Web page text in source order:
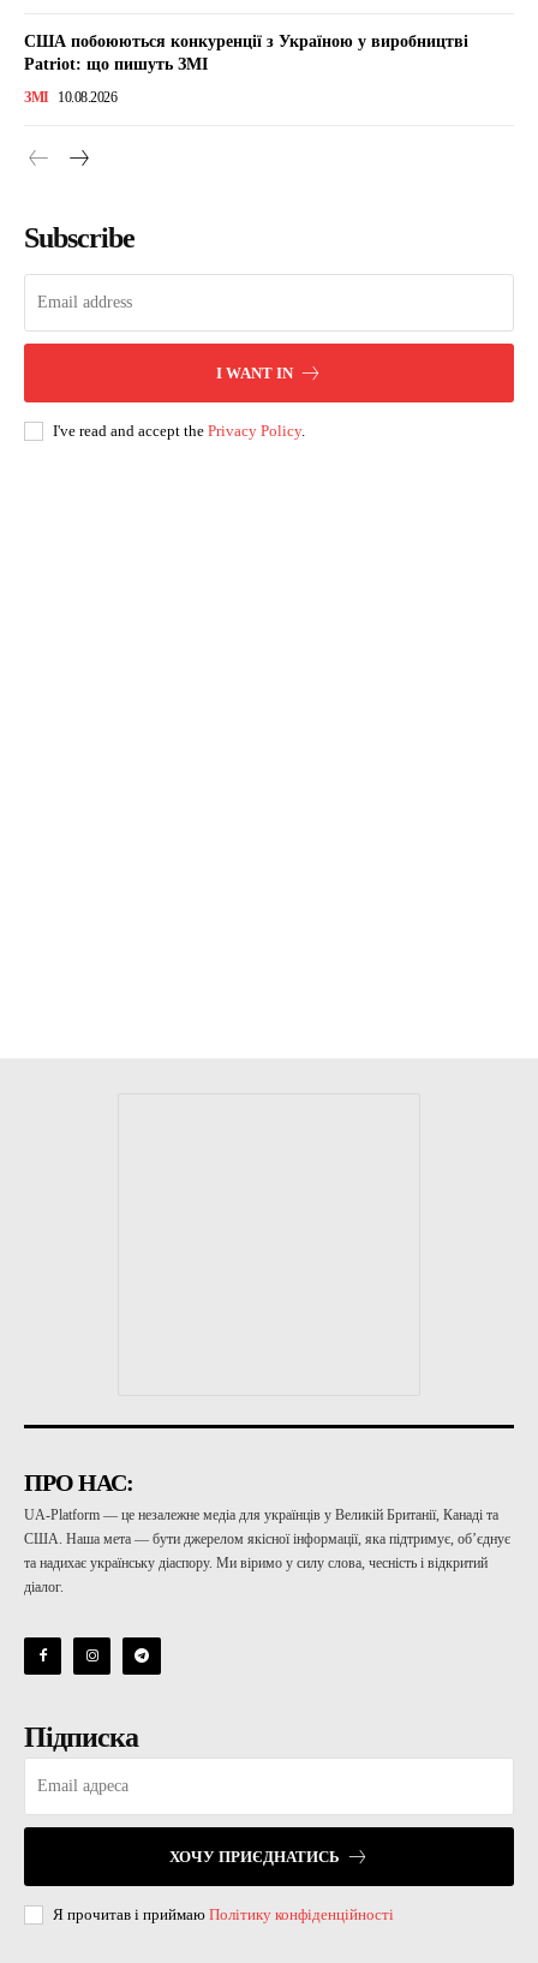
США побоюються конкуренції з Україною у виробництві
Patriot: що пишуть ЗМІ
ЗМІ 10.08.2026
Subscribe
I WANT IN
I've read and accept the Privacy Policy.
ПРО НАС:
UA-Platform — це незалежне медіа для українців у Великій Британії, Канаді та
США. Наша мета — бути джерелом якісної інформації, яка підтримує, об’єднує
та надихає українську діаспору. Ми віримо у силу слова, чесність і відкритий
діалог.
Підписка
ХОЧУ ПРИЄДНАТИСЬ
Я прочитав і приймаю Політику конфіденційності